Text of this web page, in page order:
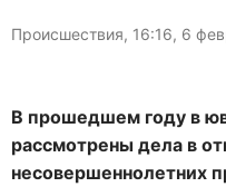
Происшествия, 16:16, 6
В прошедшем году в
рассмотрены дела в
несовершеннолетних